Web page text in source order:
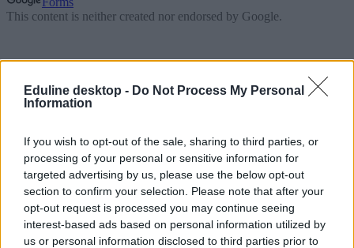
Eduline desktop - Do Not Process My Personal
Information
If you wish to opt-out of the sale, sharing to third parties, or
processing of your personal or sensitive information for
targeted advertising by us, please use the below opt-out
section to confirm your selection. Please note that after your
opt-out request is processed you may continue seeing
interest-based ads based on personal information utilized by
us or personal information disclosed to third parties prior to